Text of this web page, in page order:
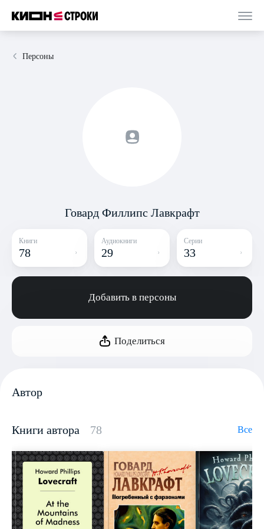
Персоны
Говард Филлипс Лавкрафт
Книги
78
Аудиокниги
29
Серии
33
Добавить в персоны
Поделиться
Автор
Книги автора 78 Все